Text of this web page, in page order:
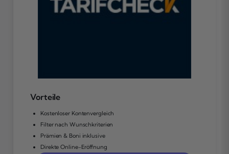
Vorteile
Kostenloser Kontenvergleich
Filter nach Wunschkriterien
Prämien & Boni inklusive
Direkte Online-Eröffnung